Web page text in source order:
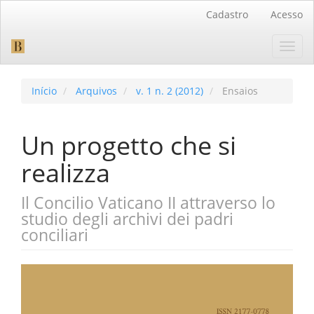
Barra
Cadastro Acesso
Início Arquivos v. 1 n. 2 (2012) Ensaios
Un progetto che si
realizza
Il Concilio Vaticano II attraverso lo
studio degli archivi dei padri
conciliari